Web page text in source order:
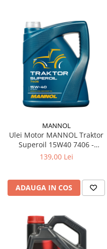
MANNOL
Ulei Motor MANNOL Traktor
Superoil 15W40 7406 -
Mineral, Tractoare și Utilaje
139,00 Lei
ADAUGA IN COS